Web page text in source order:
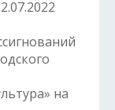
на